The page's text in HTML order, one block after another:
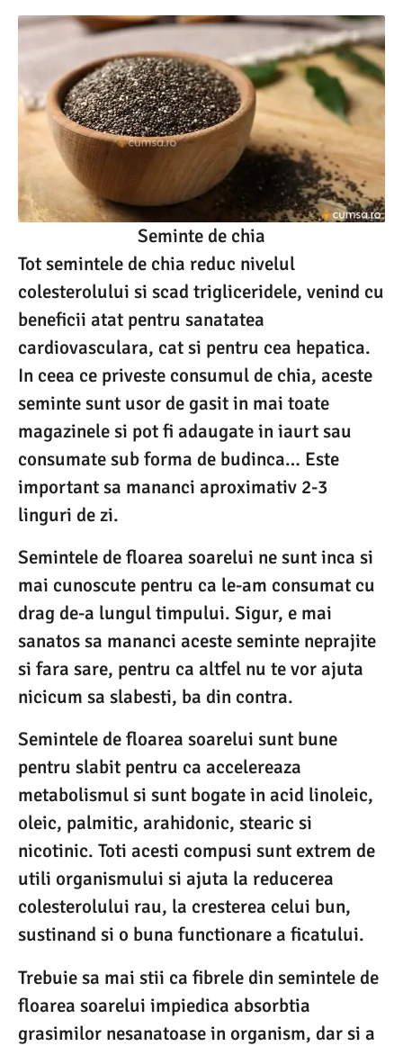
Seminte de chia
Tot semintele de chia reduc nivelul
colesterolului si scad trigliceridele, venind cu
beneficii atat pentru sanatatea
cardiovasculara, cat si pentru cea hepatica.
In ceea ce priveste consumul de chia, aceste
seminte sunt usor de gasit in mai toate
magazinele si pot fi adaugate in iaurt sau
consumate sub forma de budinca… Este
important sa mananci aproximativ 2-3
linguri de zi.
Semintele de floarea soarelui ne sunt inca si
mai cunoscute pentru ca le-am consumat cu
drag de-a lungul timpului. Sigur, e mai
sanatos sa mananci aceste seminte neprajite
si fara sare, pentru ca altfel nu te vor ajuta
nicicum sa slabesti, ba din contra.
Semintele de floarea soarelui sunt bune
pentru slabit pentru ca accelereaza
metabolismul si sunt bogate in acid linoleic,
oleic, palmitic, arahidonic, stearic si
nicotinic. Toti acesti compusi sunt extrem de
utili organismului si ajuta la reducerea
colesterolului rau, la cresterea celui bun,
sustinand si o buna functionare a ficatului.
Trebuie sa mai stii ca fibrele din semintele de
floarea soarelui impiedica absorbtia
grasimilor nesanatoase in organism, dar si a